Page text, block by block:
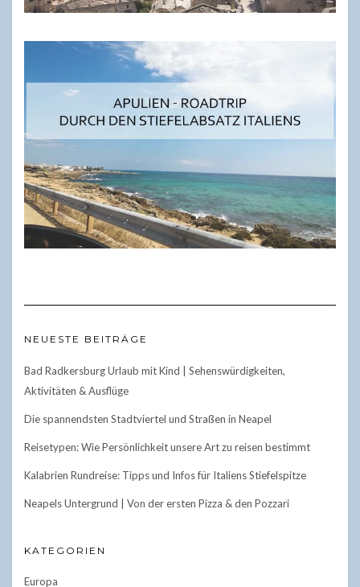
NEUESTE BEITRÄGE
Bad Radkersburg Urlaub mit Kind | Sehenswürdigkeiten,
Aktivitäten & Ausflüge
Die spannendsten Stadtviertel und Straßen in Neapel
Reisetypen: Wie Persönlichkeit unsere Art zu reisen bestimmt
Kalabrien Rundreise: Tipps und Infos für Italiens Stiefelspitze
Neapels Untergrund | Von der ersten Pizza & den Pozzari
KATEGORIEN
Europa